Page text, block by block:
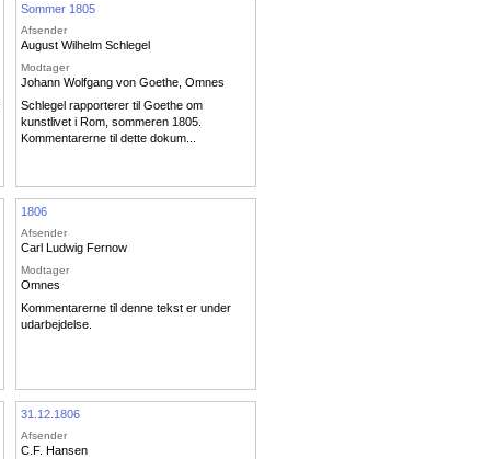
Sommer 1805
Afsender
August Wilhelm Schlegel
Modtager
Johann Wolfgang von Goethe Omnes
Schlegel rapporterer til Goethe om
kunstlivet i Rom, sommeren 1805.
Kommentarerne til dette dokum...
1806
Afsender
Carl Ludwig Fernow
Modtager
Omnes
Kommentarerne til denne tekst er under
udarbejdelse.
31.12.1806
Afsender
C.F. Hansen